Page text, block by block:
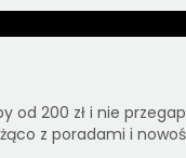
od 200 zł i nie
z poradami i